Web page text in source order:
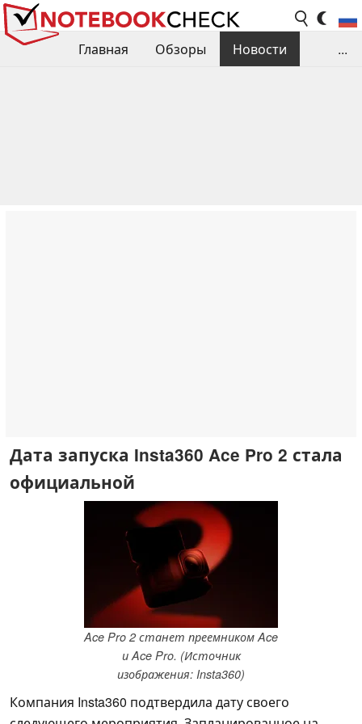
Главная Обзоры
Новости
...
Дата запуска Insta360 Ace Pro 2 стала
официальной
Ace Pro 2 станет преемником Ace
и Ace Pro. (Источник
изображения: Insta360)
Компания Insta360 подтвердила дату своего